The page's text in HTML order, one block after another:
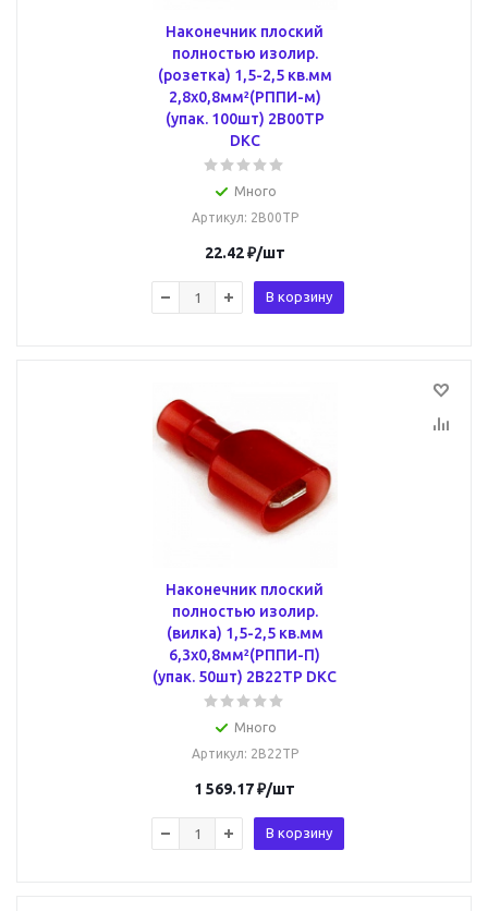
Наконечник плоский
полностью изолир.
(розетка) 1,5-2,5 кв.мм
2,8х0,8мм²(РППИ-м)
(упак. 100шт) 2B00TP
DKC
Много
Артикул: 2B00TP
22.42₽/шт
В корзину
Наконечник плоский
полностью изолир.
(вилка) 1,5-2,5 кв.мм
6,3х0,8мм²(РППИ-П)
(упак. 50шт) 2B22TP DKC
Много
Артикул: 2B22TP
1 569.17₽/шт
В корзину